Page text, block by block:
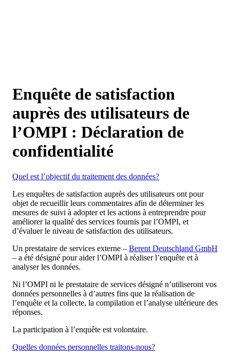
Enquête de satisfaction
auprès des utilisateurs de
l’OMPI : Déclaration de
confidentialité
Quel est l’objectif du traitement des données?
Les enquêtes de satisfaction auprès des utilisateurs ont pour
objet de recueillir leurs commentaires afin de déterminer les
mesures de suivi à adopter et les actions à entreprendre pour
améliorer la qualité des services fournis par l’OMPI, et
d’évaluer le niveau de satisfaction des utilisateurs.
Un prestataire de services externe – Berent Deutschland GmbH
– a été désigné pour aider l’OMPI à réaliser l’enquête et à
analyser les données.
Ni l’OMPI ni le prestataire de services désigné n’utiliseront vos
données personnelles à d’autres fins que la réalisation de
l’enquête et la collecte, la compilation et l’analyse ultérieure des
réponses.
La participation à l’enquête est volontaire.
Quelles données personnelles traitons-nous?